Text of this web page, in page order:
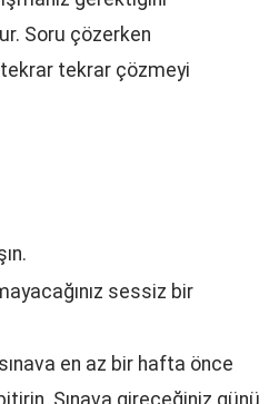
Soru çözerken
tekrar tekrar çözmeyi
sessiz bir
en az bir hafta önce
bitirin. Sınava gireceğiniz günü